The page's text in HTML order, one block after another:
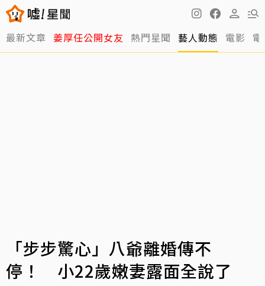
最新文章 姜厚任公開女友 熱門星聞 藝人動態 電影
「步步驚心」八爺離婚傳不
停！ 小22歲嫩妻露面全說了